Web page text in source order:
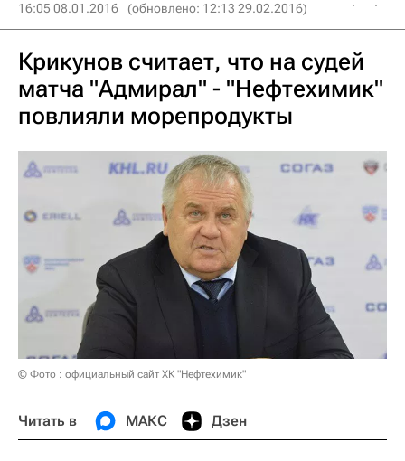
16:05 08.01.2016 (обновлено: 12:13 29.02.2016)
Крикунов считает, что на судей
матча "Адмирал" - "Нефтехимик"
повлияли морепродукты
© Фото : официальный сайт ХК "Нефтехимик"
Читать в МАКС Дзен